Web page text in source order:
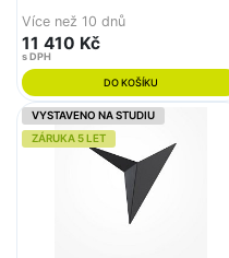
Více než 10 dnů
11 410 Kč
s DPH
DO KOŠÍKU
VYSTAVENO NA STUDIU
ZÁRUKA 5 LET